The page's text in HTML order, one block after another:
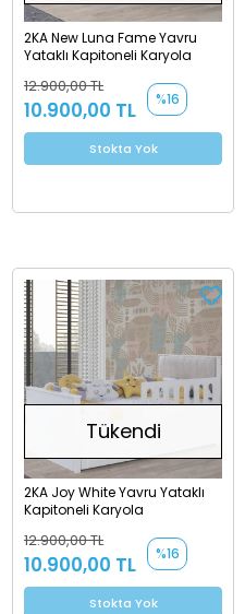
2KA New Luna Fame Yavru
Yataklı Kapitoneli Karyola
12.900,00 TL
10.900,00 TL %16
Stokta Yok
Tükendi
2KA Joy White Yavru Yataklı
Kapitoneli Karyola
12.900,00 TL
10.900,00 TL %16
Stokta Yok